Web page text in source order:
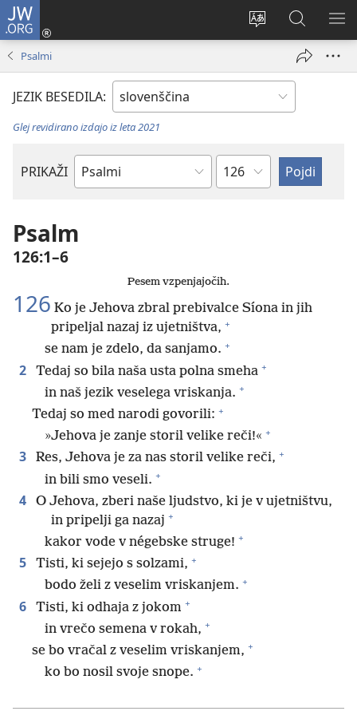
JW.ORG
Spremeni
spletnega
mesta
Prijava
(odpre
Iskanje
po
JW.ORG
Psalmi
JEZIK BESEDILA:
Glej revidirano izdajo iz leta 2021
PRIKAŽI
Po
Poglavje
Psalm
126:1–6
Pesem vzpenjajočih.
126 Ko je Jehova zbral prebivalce Síona in jih
pripeljal nazaj iz ujetništva, +
se nam je zdelo, da sanjamo. +
2 Tedaj so bila naša usta polna smeha +
in naš jezik veselega vriskanja. +
Tedaj so med narodi govorili: +
»Jehova je zanje storil velike reči!« +
3 Res, Jehova je za nas storil velike reči, +
in bili smo veseli. +
4
O Jehova, zberi naše ljudstvo, ki je v ujetništvu,
in pripelji ga nazaj +
kakor vode v négebske struge! +
5 Tisti, ki sejejo s solzami, +
bodo želi z veselim vriskanjem. +
6 Tisti, ki odhaja z jokom +
in vrečo semena v rokah, +
se bo vračal z veselim vriskanjem, +
ko bo nosil svoje snope. +